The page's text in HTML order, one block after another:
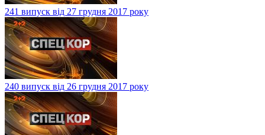
241 випуск від 27 грудня 2017 року
240 випуск від 26 грудня 2017 року